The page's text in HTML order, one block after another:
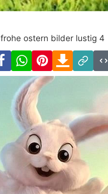
frohe ostern bilder lustig 4
FacebookWhatsAppPinterestDownload
Link